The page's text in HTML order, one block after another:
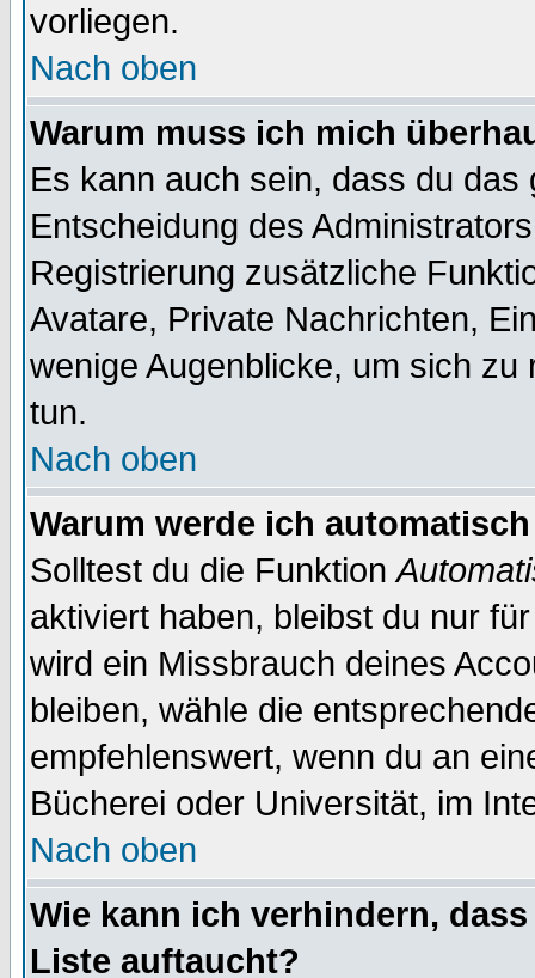
vorliegen.
Nach oben
Warum muss ich mich
Es kann auch sein, dass du
Entscheidung des
Registrierung zusätzliche
Avatare, Private Nachrichten,
wenige Augenblicke, um sich
tun.
Nach oben
Warum werde ich
Solltest du die Funktion
aktiviert haben, bleibst du nur
wird ein Missbrauch deines
bleiben, wähle die
empfehlenswert, wenn du an
Bücherei oder Universität, im
Nach oben
Wie kann ich verhindern,
Liste auftaucht?